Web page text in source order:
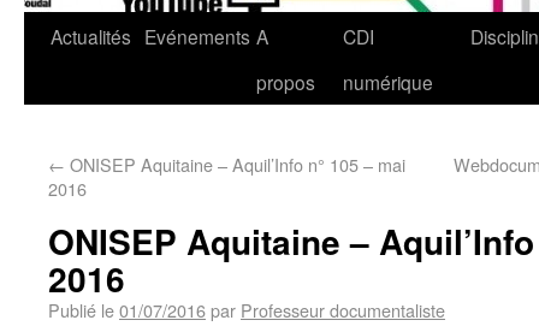
Actualités Evénements A
propos
CDI
numérique
← ONISEP Aquitaine – Aquil’Info n° 105 – mai
2016
ONISEP Aquitaine –
2016
Publié le01/07/2016par Professeur documentaliste